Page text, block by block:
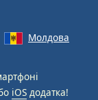
Молдова
iOS додатка!